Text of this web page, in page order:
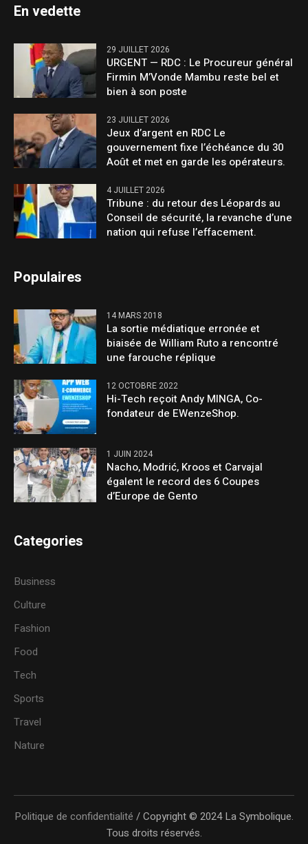
En vedette
29 JUILLET 2026
URGENT — RDC : Le Procureur général
Firmin M’Vonde Mambu reste bel et
bien à son poste
23 JUILLET 2026
Jeux d’argent en RDC Le
gouvernement fixe l’échéance du 30
Août et met en garde les opérateurs.
4 JUILLET 2026
Tribune : du retour des Léopards au
Conseil de sécurité, la revanche d’une
nation qui refuse l’effacement.
Populaires
14 MARS 2018
La sortie médiatique erronée et
biaisée de William Ruto a rencontré
une farouche réplique
12 OCTOBRE 2022
Hi-Tech reçoit Andy MINGA, Co-
fondateur de EWenzeShop.
1 JUIN 2024
Nacho, Modrić, Kroos et Carvajal
égalent le record des 6 Coupes
d’Europe de Gento
Categories
Business
Culture
Fashion
Food
Tech
Sports
Travel
Nature
Politique de confidentialité / Copyright © 2024 La Symbolique.
Tous droits réservés.